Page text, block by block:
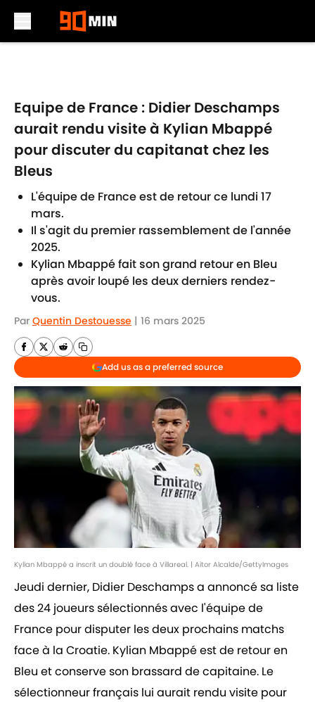
Equipe de France : Didier Deschamps
aurait rendu visite à Kylian Mbappé
pour discuter du capitanat chez les
Bleus
L'équipe de France est de retour ce lundi 17
mars.
Il s'agit du premier rassemblement de l'année
2025.
Kylian Mbappé fait son grand retour en Bleu
après avoir loupé les deux derniers rendez-
vous.
Par Quentin Destouesse | 16 mars 2025
Add us as a preferred source
Kylian Mbappé a inscrit un doublé face à Villareal. | Aitor Alcalde/GettyImages
Jeudi dernier, Didier Deschamps a annoncé sa liste
des 24 joueurs sélectionnés avec l'équipe de
France pour disputer les deux prochains matchs
face à la Croatie. Kylian Mbappé est de retour en
Bleu et conserve son brassard de capitaine. Le
sélectionneur français lui aurait rendu visite pour